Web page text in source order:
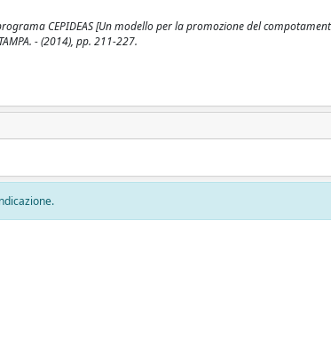
CEPIDEAS [Un modello per la promozione del
- (2014), pp. 211-227.